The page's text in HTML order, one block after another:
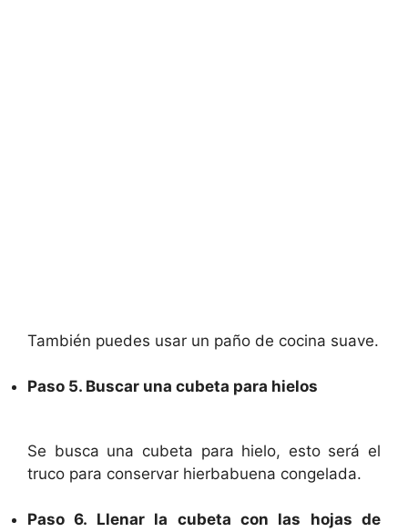
También puedes usar un paño de cocina suave.
Paso 5. Buscar una cubeta para hielos
Se busca una cubeta para hielo, esto será el
truco para conservar hierbabuena congelada.
Paso 6. Llenar la cubeta con las hojas de